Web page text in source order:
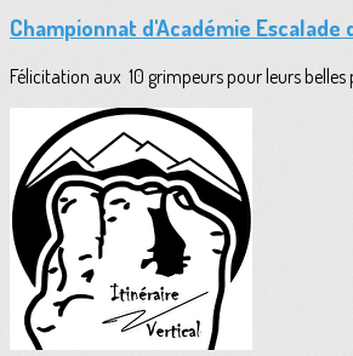
Championnat d'Académie Escalade
Félicitation aux 10 grimpeurs pour leurs